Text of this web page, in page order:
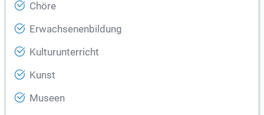
Chöre
Erwachsenenbildung
Kulturunterricht
Kunst
Museen